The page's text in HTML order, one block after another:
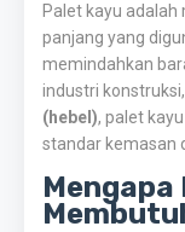
Palet kayu
panjang yang
memindahkan
industri
(hebel), palet
standar kemasan
Mengapa